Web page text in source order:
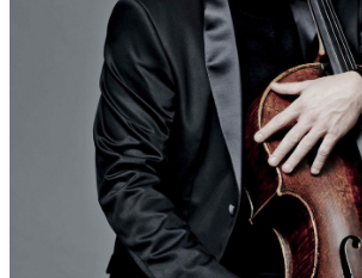
Bei ABADDON – ENGEL DES ABGRUNDS –
Fenyö sozusagen auf den Leib komponiert
vorliegenden CD die umfangreichste
regelrechter Orchestervirtuosität) verlangt.
biblischen Kontext eine rätselhafte Kreatur,
der Heavy Metal Music und der
Literatur schon extrem inspirierte und zu
Ausdruckswelten führte. Das Wort ist eine
des griechischen „abaton“ (Grube) und des
(Vertilgung, Untergang, Abgrund). Man
Testament (Buch Hiob und in den Psalmen
im Zusammenhang mit dem Totenreich
Testament ist mit „Abaddon“ vor allem im
Apokalypse der „Engel des Abgrund“